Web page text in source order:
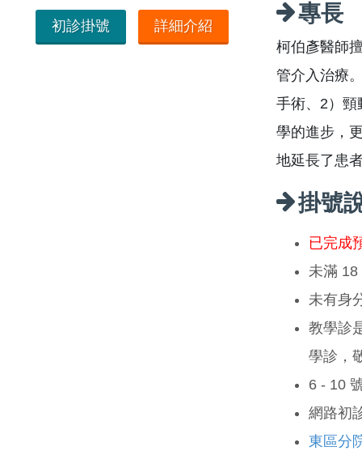
初診掛號 詳細介紹 專長
柯伯彥醫師
管介入治療
手術、2）頸
學的進步，
地延長了患
掛號
已完成
未滿 18
未有身
教學診
學診，
6 - 10
網路初
東區分